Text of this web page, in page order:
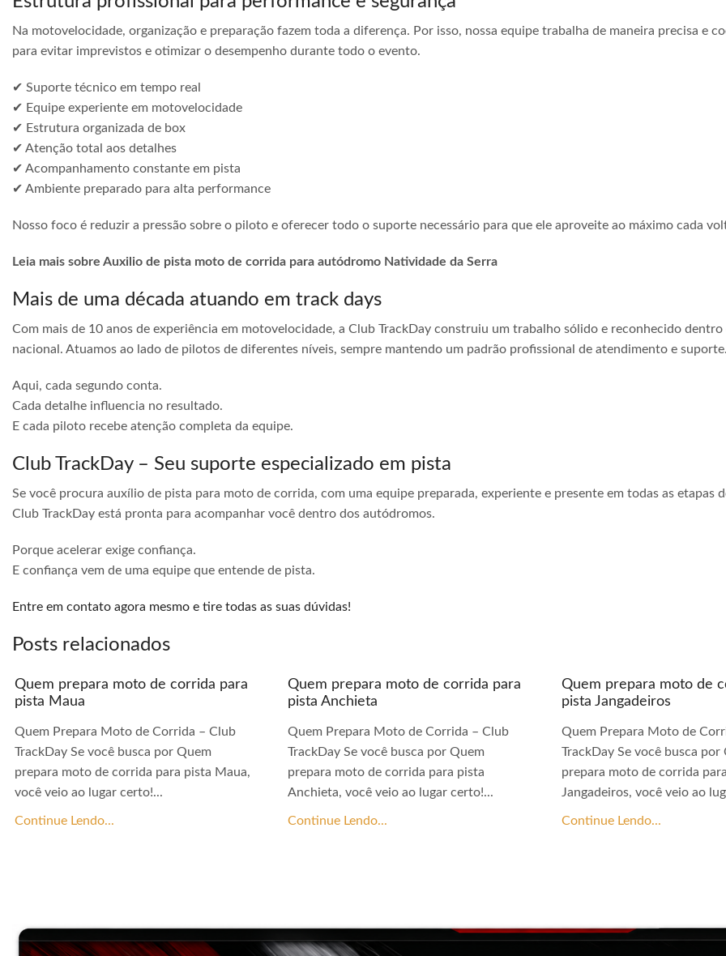
Na motovelocidade, organização e preparação fazem toda a diferença. Por isso, nossa equipe trabalha de maneira precisa e
para evitar imprevistos e otimizar o desempenho durante todo o evento.
✔ Suporte técnico em tempo real
✔ Equipe experiente em motovelocidade
✔ Estrutura organizada de box
✔ Atenção total aos detalhes
✔ Acompanhamento constante em pista
✔ Ambiente preparado para alta performance
Nosso foco é reduzir a pressão sobre o piloto e oferecer todo o suporte necessário para que ele aproveite ao máximo cada
Leia mais sobre Auxilio de pista moto de corrida para autódromo Natividade da Serra
Mais de uma década atuando em track days
Com mais de 10 anos de experiência em motovelocidade, a Club TrackDay construiu um trabalho sólido e reconhecido
nacional. Atuamos ao lado de pilotos de diferentes níveis, sempre mantendo um padrão profissional de atendimento e suporte.
Aqui, cada segundo conta.
Cada detalhe influencia no resultado.
E cada piloto recebe atenção completa da equipe.
Club TrackDay – Seu suporte especializado em pista
Se você procura auxílio de pista para moto de corrida, com uma equipe preparada, experiente e presente em todas as etapas
Club TrackDay está pronta para acompanhar você dentro dos autódromos.
Porque acelerar exige confiança.
E confiança vem de uma equipe que entende de pista.
Entre em contato agora mesmo e tire todas as suas dúvidas!
Posts relacionados
Quem prepara moto de corrida para
pista Maua
Quem Prepara Moto de Corrida – Club
TrackDay Se você busca por Quem
prepara moto de corrida para pista Maua,
você veio ao lugar certo!...
Continue Lendo...
Quem prepara moto de corrida para
pista Anchieta
Quem Prepara Moto de Corrida – Club
TrackDay Se você busca por Quem
prepara moto de corrida para pista
Anchieta, você veio ao lugar certo!...
Continue Lendo...
Quem prepara moto de
pista Jangadeiros
Quem Prepara Moto de
TrackDay Se você busca por
prepara moto de corrida
Jangadeiros, você veio ao
Continue Lendo...